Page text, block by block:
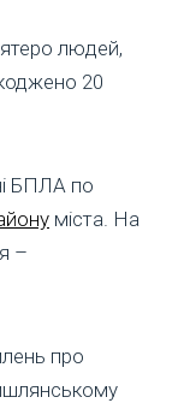
людей,
20
БПЛА по
міста. На
–
про